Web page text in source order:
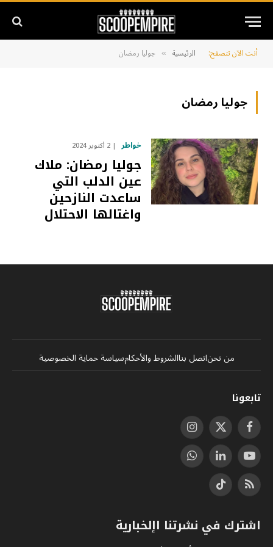
أنت الآن تتصفح: الرئيسية » جوليا رمضان
جوليا رمضان
خواطر 2 أكتوبر 2024
جوليا رمضان: ملاك
عين الدلب التي
ساعدت النازحين
واغتالها الاحتلال
من نحناتصل بناالشروط والأحكامسياسة حماية الخصوصية
تابعونا
فيسبوكX
(Twitter)
الانستغرام
يوتيوب لينكدإنواتساب
RSS
تيكتوك
اشترك في نشرتنا اإلخبارية